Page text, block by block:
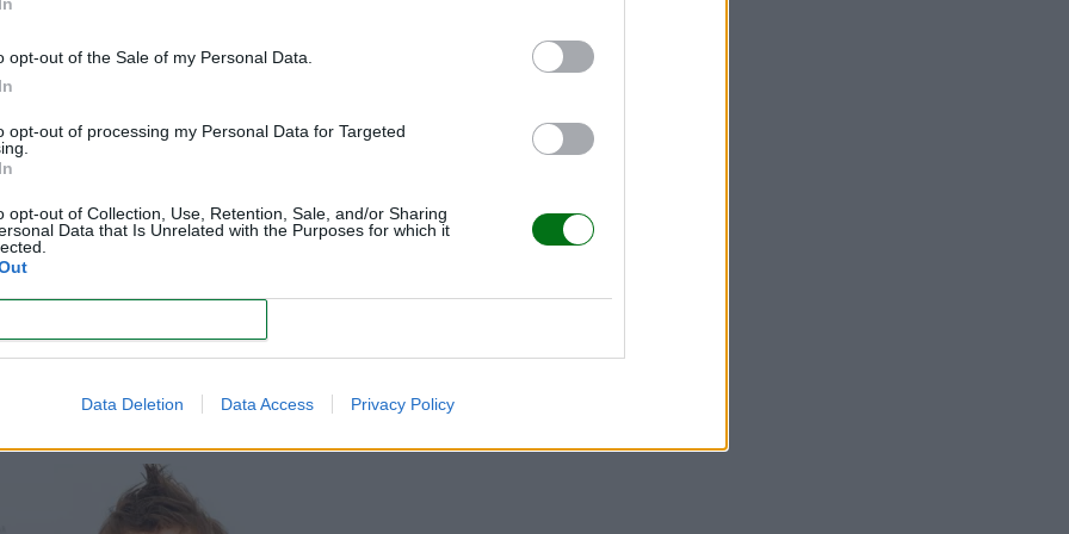
opt-out of the Sale of my Personal Data.
opt-out of processing my Personal Data for Targeted
opt-out of Collection, Use, Retention, Sale, and/or Sharing
Data that Is Unrelated with the Purposes for which it
Data Deletion Data Access Privacy Policy
con los estados de ánimo que puede sentir él u otra persona.
La finalidad
tristeza, miedo, enojo, cansancio. Y conforme crece, enseñarle qué hacer si él se
esa emoción.
y las emociones en los niños
con imágenes adheridas por velcro que aludan a lo más representativo
puedes agregar más actividades.